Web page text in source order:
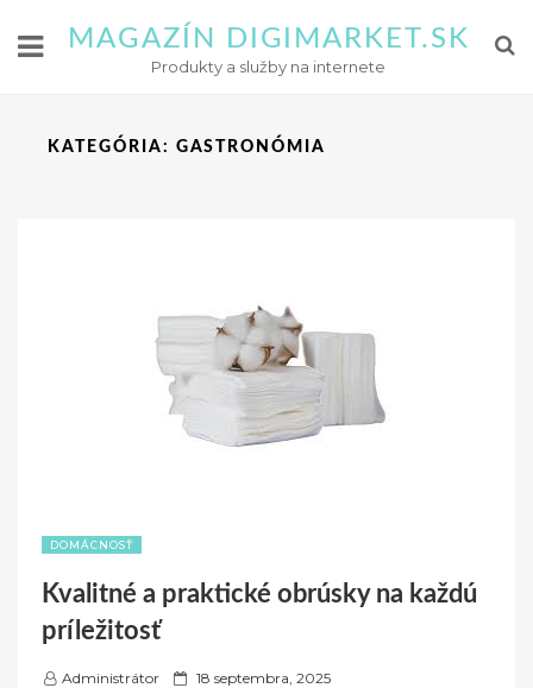
MAGAZÍN DIGIMARKET.SK
Produkty a služby na internete
KATEGÓRIA: GASTRONÓMIA
DOMÁCNOSŤ
Kvalitné a praktické obrúsky na každú
príležitosť
Administrátor
P 18 septembra, 2025